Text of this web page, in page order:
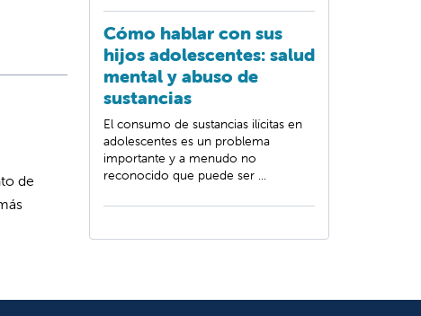
de
Cómo hablar con sus
hijos adolescentes: salud
mental y abuso de
sustancias
El consumo de sustancias ilícitas en
adolescentes es un problema
importante y a menudo no
reconocido que puede ser ...